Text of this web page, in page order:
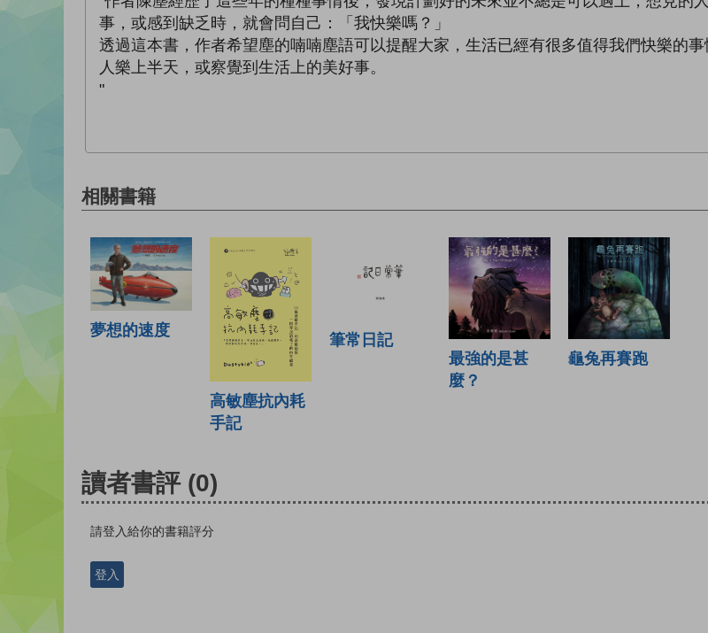
事，或感到缺乏時，就會問自己：「我快樂嗎？」
透過這本書，作者希望塵的喃喃塵語可以提醒大家，生活已經有很多值得我們快樂的
人樂上半天，或察覺到生活上的美好事。
"
相關書籍
夢想的速度
高敏塵抗內耗
手記
筆常日記
最強的是甚
麼？
龜兔再賽跑
讀者書評 (0)
請登入給你的書籍評分
登入